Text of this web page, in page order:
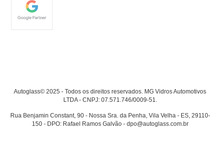
Autoglass© 2025 - Todos os direitos reservados. MG Vidros Automotivos
LTDA - CNPJ: 07.571.746/0009-51.
Rua Benjamin Constant, 90 - Nossa Sra. da Penha, Vila Velha - ES, 29110-
150 - DPO: Rafael Ramos Galvão - dpo@autoglass.com.br